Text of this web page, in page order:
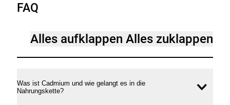
aufnahme-
und-
risiken-
FAQ
Alles aufklappenAlles zuklappen
Was ist Cadmium und wie gelangt es in die
Nahrungskette?